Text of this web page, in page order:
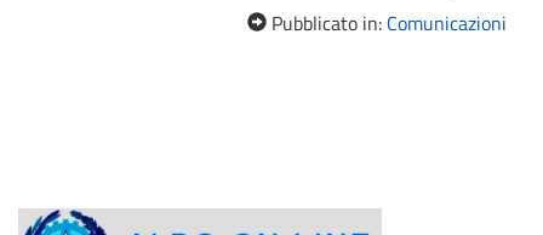
Pubblicato in: Comunicazioni